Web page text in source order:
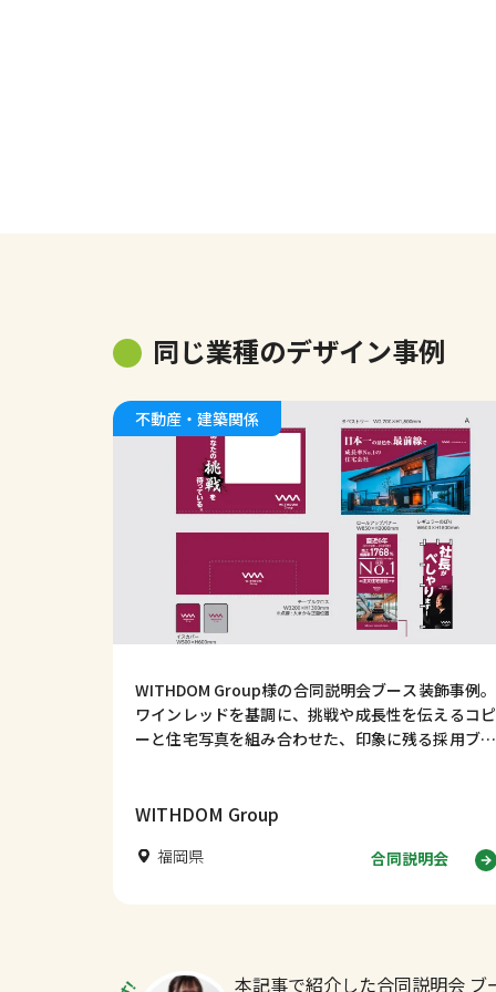
同じ業種のデザイン事例
不動産・建築関係
WITHDOM Group様の合同説明会ブース装飾事例。
ワインレッドを基調に、挑戦や成長性を伝えるコピ
ーと住宅写真を組み合わせた、印象に残る採用ブー
岡県】はじめに 合同説明会では、学生に短時間で企
WITHDOM Group
福岡県 合同説明会
本記事で紹介した合同説明会 ブ